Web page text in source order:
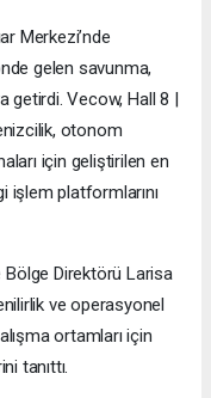
Merkezi’nde
gelen savunma,
getirdi. Vecow, Hall 8 |
otonom
için geliştirilen en
işlem platformlarını
Bölge Direktörü Larisa
ve operasyonel
ortamları için
tanıttı.